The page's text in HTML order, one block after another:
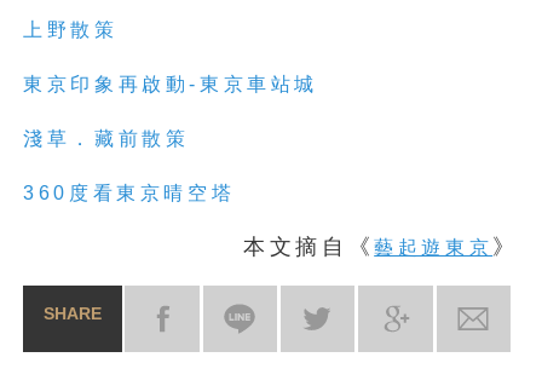
上野散策
東京印象再啟動-東京車站城
淺草．藏前散策
360度看東京晴空塔
本文摘自《藝起遊東京 》
SHARE